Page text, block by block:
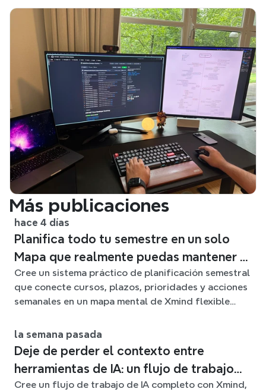
Más publicaciones
hace 4 días
Planifica todo tu semestre en un solo
Mapa que realmente puedas mantener al
día
Cree un sistema práctico de planificación semestral
que conecte cursos, plazos, prioridades y acciones
semanales en un mapa mental de Xmind flexible
la semana pasada
Deje de perder el contexto entre
herramientas de IA: un flujo de trabajo
conectado con Xmind
Cree un flujo de trabajo de IA completo con Xmind,